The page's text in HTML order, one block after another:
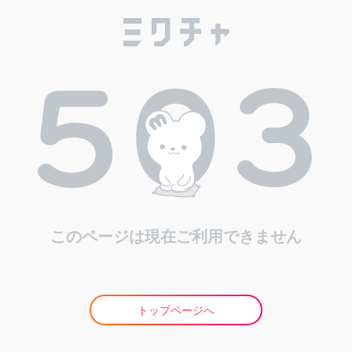
このページは現在ご利用できません